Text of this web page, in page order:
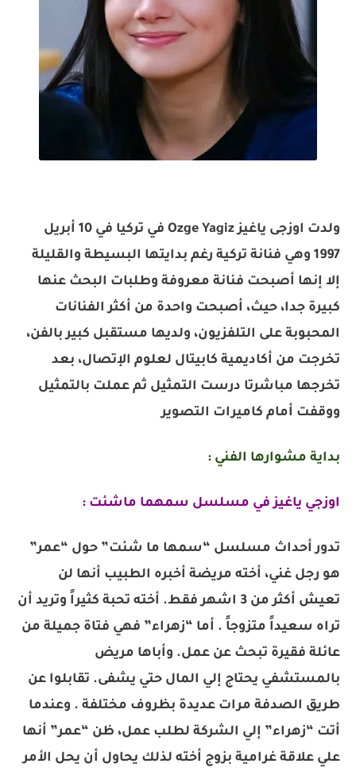
ولدت اوزجى ياغيز Ozge Yagiz في تركيا في 10 أبريل
1997 وهي فنانة تركية رغم بدايتها البسيطة والقليلة
إلا إنها أصبحت فنانة معروفة وطلبات البحث عنها
كبيرة جدا، حيث، أصبحت واحدة من أكثر الفنانات
المحبوبة على التلفزيون، ولديها مستقبل كبير بالفن،
تخرجت من أكاديمية كابيتال لعلوم الإتصال، بعد
تخرجها مباشرتا درست التمثيل ثم عملت بالتمثيل
ووقفت أمام كاميرات التصوير
بداية مشوارها الفني :
اوزجي ياغيز في مسلسل سمهما ماشئت :
تدور أحداث مسلسل “سمها ما شئت” حول “عمر”
هو رجل غني، أخته مريضة أخبره الطبيب أنها لن
تعيش أكثر من 3 اشهر فقط. أخته تحبة كثيراً وتريد أن
تراه سعيداً متزوجاً . أما “زهراء” فهي فتاة جميلة من
عائلة فقيرة تبحث عن عمل. وأباها مريض
بالمستشفي يحتاج إلي المال حتي يشفى. تقابلوا عن
طريق الصدفة مرات عديدة بظروف مختلفة . وعندما
أتت “زهراء” إلي الشركة لطلب عمل، ظن “عمر” أنها
علي علاقة غرامية بزوج أخته لذلك يحاول أن يحل الأمر